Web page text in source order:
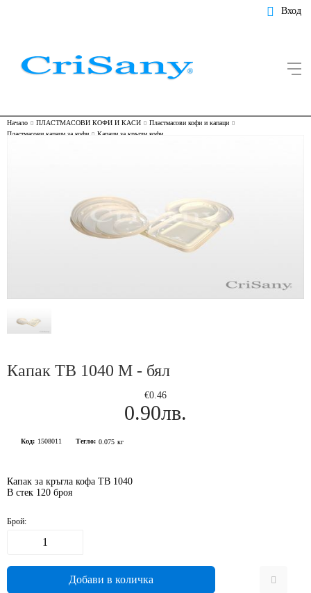
Вход
Начало ПЛАСТМАСОВИ КОФИ И КАСИ
Пластмасови кофи и капаци
Пластмасови капаци за кофи
Капаци за кръгли кофи
Капак ТВ 1040 М - бял
€0.46
0.90лв.
Код: 1508011 Тегло: 0.075 кг
Капак за кръгла кофа ТВ 1040
В стек 120 броя
Брой: